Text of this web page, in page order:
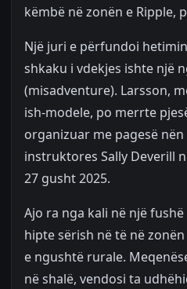
këmbë në zonën e Ripple,
Një juri e përfundoi
shkaku i vdekjes ishte një
(misadventure). Larsson,
ish-modele, po merrte
organizuar me pagesë
instruktores Sally Deverill
27 gusht 2025.
Ajo ra nga kali në një
hipte sërish në të në
e ngushtë rurale.
në shalë, vendosi ta